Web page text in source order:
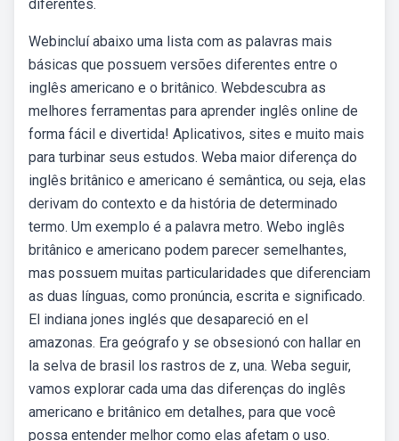
diferentes.
Webincluí abaixo uma lista com as palavras mais
básicas que possuem versões diferentes entre o
inglês americano e o britânico. Webdescubra as
melhores ferramentas para aprender inglês online de
forma fácil e divertida! Aplicativos, sites e muito mais
para turbinar seus estudos. Weba maior diferença do
inglês britânico e americano é semântica, ou seja, elas
derivam do contexto e da história de determinado
termo. Um exemplo é a palavra metro. Webo inglês
britânico e americano podem parecer semelhantes,
mas possuem muitas particularidades que diferenciam
as duas línguas, como pronúncia, escrita e significado.
El indiana jones inglés que desapareció en el
amazonas. Era geógrafo y se obsesionó con hallar en
la selva de brasil los rastros de z, una. Weba seguir,
vamos explorar cada uma das diferenças do inglês
americano e britânico em detalhes, para que você
possa entender melhor como elas afetam o uso.